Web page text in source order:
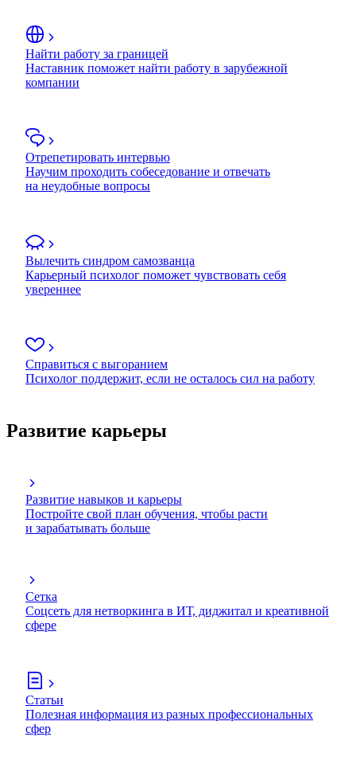
Найти работу за границей
Наставник поможет найти работу в зарубежной
компании
Отрепетировать интервью
Научим проходить собеседование и отвечать
на неудобные вопросы
Вылечить синдром самозванца
Карьерный психолог поможет чувствовать себя
увереннее
Справиться с выгоранием
Психолог поддержит, если не осталось сил на работу
Развитие карьеры
Развитие навыков и карьеры
Постройте свой план обучения, чтобы расти
и зарабатывать больше
Сетка
Соцсеть для нетворкинга в ИТ, диджитал и креативной
сфере
Статьи
Полезная информация из разных профессиональных
сфер